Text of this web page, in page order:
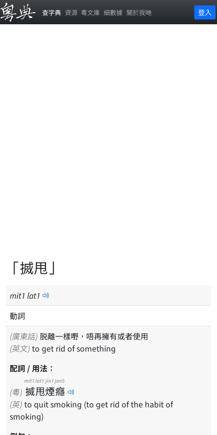
查字典 資源 粵文庫 細數據 關於我哋 登入
「搣甩」
mit1 lat1
動詞
(廣東話) 脱離一樣嘢，唔再擁有或者使用
(英文) to get rid of something
配詞 / 用法：
(粵) 搣
mit1
甩
lat1
煙
jin1
癮
jan5
(英) to quit smoking (to get rid of the habit of
smoking)